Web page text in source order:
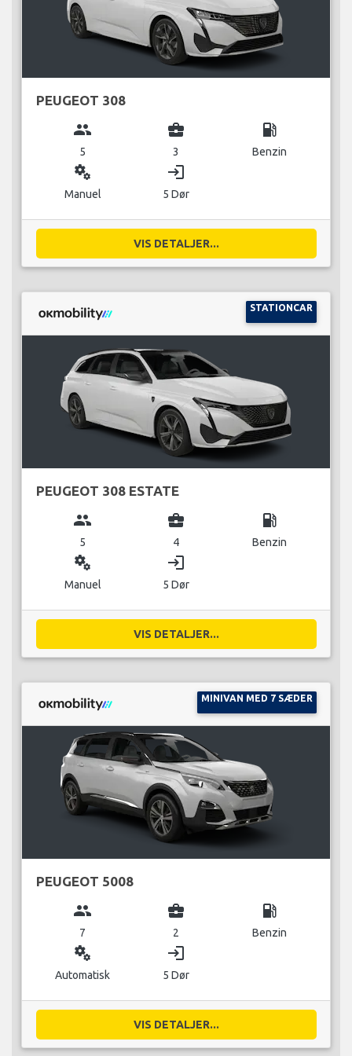
PEUGEOT 308
group
5
business_center
3
local_gas_station
Benzin
miscellaneous_services
Manuel
login
5 Dør
VIS DETALJER...
STATIONCAR
PEUGEOT 308 ESTATE
group
5
business_center
4
local_gas_station
Benzin
miscellaneous_services
Manuel
login
5 Dør
VIS DETALJER...
MINIVAN MED 7 SÆDER
PEUGEOT 5008
group
7
business_center
2
local_gas_station
Benzin
miscellaneous_services
Automatisk
login
5 Dør
VIS DETALJER...